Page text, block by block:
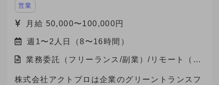
する需要が急拡大しています。 より多くの製造
るため、 セールス組織の拡大・強化のため増員
を検討しています。 【セールスチームの特徴】
の高いメンバーが刺激しあい切磋琢磨していま
す。 また、メンバー（マネジメント未経験）か
ートアップにおいて、中途人材採用を戦略の立案
から実施までリードいただける方を募集いたしま
す。 ■ご応募（興味あり）にあたり■ 【必須1】
プロフィール（社歴、業務ご経験）詳細をご記載
ください。 【必須2】下記、「副業からの転職」
について、該当する番号をお知らせください。
【必須3】バックグラウンドについても選考の参
営業
月給 50,000〜100,000円
週1〜2人日（8〜16時間）
業務委託（フリーランス/副業）/リモート（在
株式会社アクトプロは企業のグリーントランスフ